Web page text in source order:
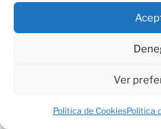
Ver
Política de CookiesPolítica
del mismo a los animales.
galerías facilitaba el servicio
La fachada principal, al sur,
sillares almohadillados